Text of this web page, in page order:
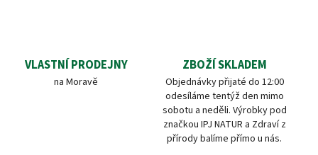
VLASTNÍ PRODEJNY
na Moravě
ZBOŽÍ SKLADEM
Objednávky přijaté do 12:00
odesíláme tentýž den mimo
sobotu a neděli. Výrobky pod
značkou IPJ NATUR a Zdraví z
přírody balíme přímo u nás.